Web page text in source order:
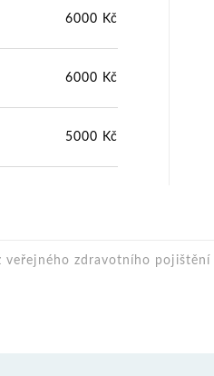
6000 Kč
6000 Kč
5000 Kč
veřejného zdravotního pojištění